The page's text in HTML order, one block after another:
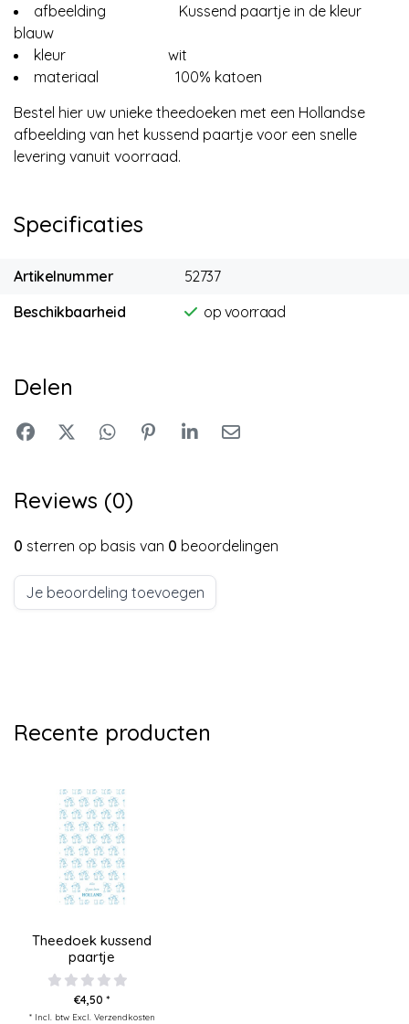
afbeelding Kussend paartje in de kleur
blauw
kleur wit
materiaal 100% katoen
Bestel hier uw unieke theedoeken met een Hollandse
afbeelding van het kussend paartje voor een snelle
levering vanuit voorraad.
Specificaties
Artikelnummer
52737
Beschikbaarheid
op voorraad
Delen
Reviews (0)
0 sterren op basis van 0 beoordelingen
Je beoordeling toevoegen
Recente producten
Theedoek kussend
paartje
€4,50 *
* Incl. btw Excl. Verzendkosten